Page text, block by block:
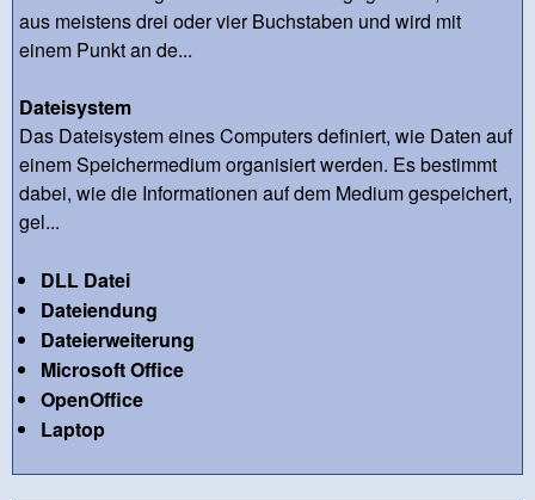
aus meistens drei oder vier Buchstaben und wird mit
einem Punkt an de...
Dateisystem
Das Dateisystem eines Computers definiert, wie Daten auf
einem Speichermedium organisiert werden. Es bestimmt
dabei, wie die Informationen auf dem Medium gespeichert,
gel...
DLL Datei
Dateiendung
Dateierweiterung
Microsoft Office
OpenOffice
Laptop